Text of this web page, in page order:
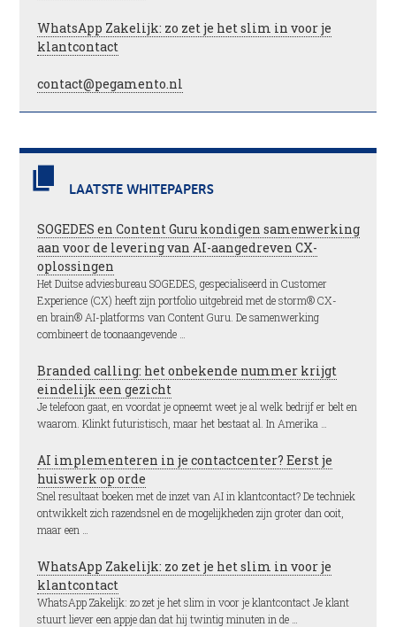
WhatsApp Zakelijk: zo zet je het slim in voor je
klantcontact
contact@pegamento.nl
LAATSTE WHITEPAPERS
SOGEDES en Content Guru kondigen samenwerking
aan voor de levering van AI-aangedreven CX-
oplossingen
Het Duitse adviesbureau SOGEDES, gespecialiseerd in Customer
Experience (CX) heeft zijn portfolio uitgebreid met de storm® CX-
en brain® AI-platforms van Content Guru. De samenwerking
combineert de toonaangevende …
Branded calling: het onbekende nummer krijgt
eindelijk een gezicht
Je telefoon gaat, en voordat je opneemt weet je al welk bedrijf er belt en
waarom. Klinkt futuristisch, maar het bestaat al. In Amerika …
AI implementeren in je contactcenter? Eerst je
huiswerk op orde
Snel resultaat boeken met de inzet van AI in klantcontact? De techniek
ontwikkelt zich razendsnel en de mogelijkheden zijn groter dan ooit,
maar een …
WhatsApp Zakelijk: zo zet je het slim in voor je
klantcontact
WhatsApp Zakelijk: zo zet je het slim in voor je klantcontact Je klant
stuurt liever een appje dan dat hij twintig minuten in de …